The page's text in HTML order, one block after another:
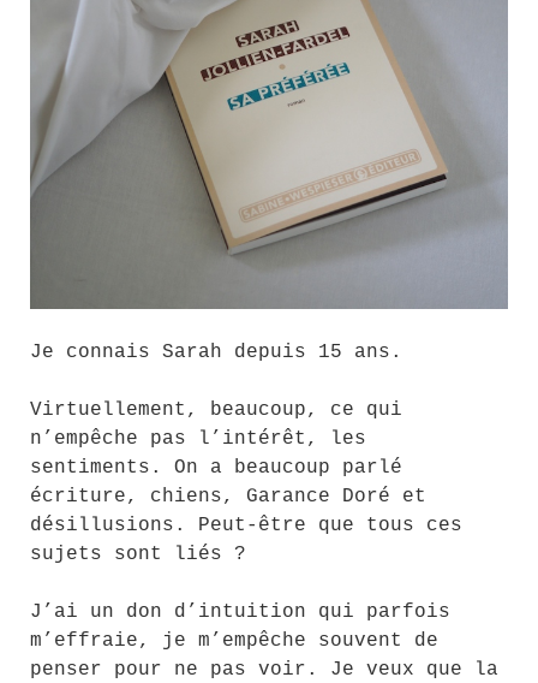
Je connais Sarah depuis 15 ans.
Virtuellement, beaucoup, ce qui
n’empêche pas l’intérêt, les
sentiments. On a beaucoup parlé
écriture, chiens, Garance Doré et
désillusions. Peut-être que tous ces
sujets sont liés ?
J’ai un don d’intuition qui parfois
m’effraie, je m’empêche souvent de
penser pour ne pas voir. Je veux que la